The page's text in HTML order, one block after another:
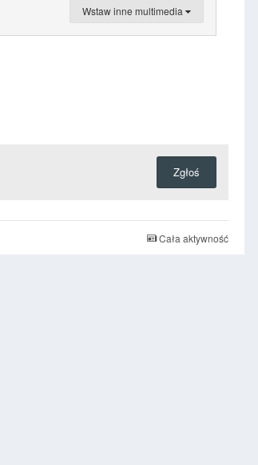
Wstaw inne multimedia
Zgłoś
Cała aktywność